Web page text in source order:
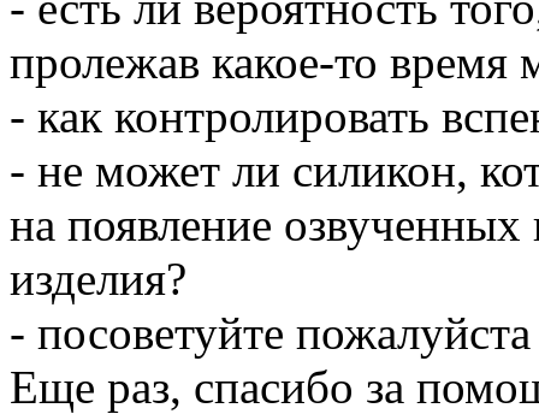
пролежав какое-то время
- как контролировать
- не может ли силикон,
на появление
изделия?
- посоветуйте
Еще раз, спасибо за